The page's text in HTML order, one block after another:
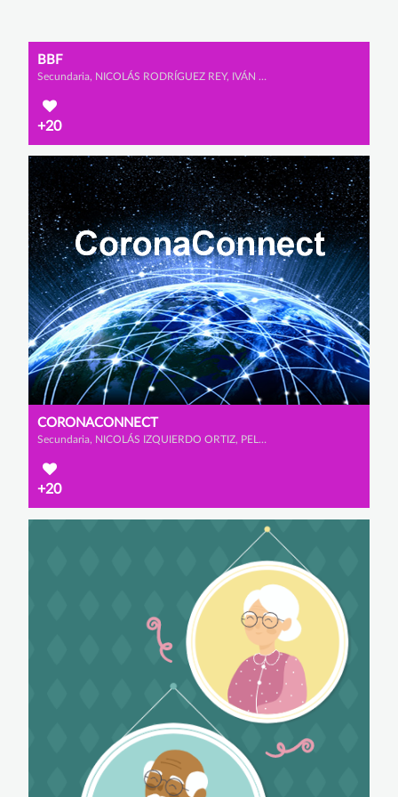
BBF
Secundaria, NICOLÁS RODRÍGUEZ REY, IVÁN PRADA DÍAZ y ADRIÁN RUBIO GUILLÉN
+20
CORONACONNECT
Secundaria, NICOLÁS IZQUIERDO ORTIZ, PELAYO MORENO PRADO y MIGUEL CASTRO MURPHY
+20